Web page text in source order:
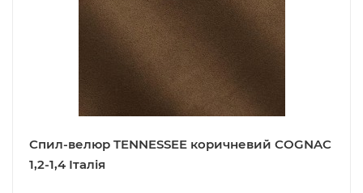
Спил-велюр TENNESSEE коричневий COGNAC
1,2-1,4 Італія